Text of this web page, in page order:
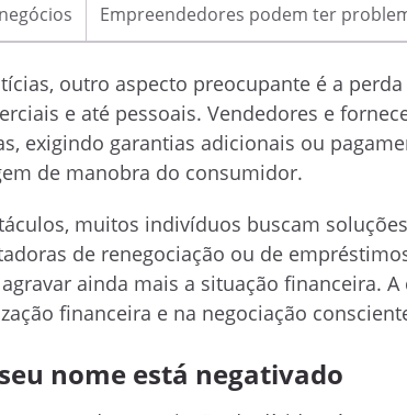
Empreendedores podem ter
outro aspecto preocupante é a
e até pessoais. Vendedores e
exigindo garantias adicionais ou
de manobra do consumidor.
muitos indivíduos buscam
de renegociação ou de
ainda mais a situação financeira.
financeira e na negociação
nome está negativado